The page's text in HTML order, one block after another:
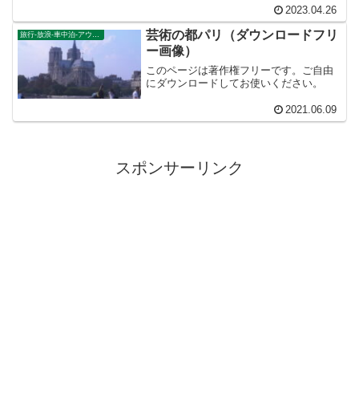
ANA」これが結論です。「提携社特典航
空券」を使ってもしょせんはJALがANA
に勝てる見込みはありません。
2023.04.26
芸術の都パリ（ダウンロードフリ
ー画像）
このページは著作権フリーです。ご自由
にダウンロードしてお使いください。
2021.06.09
スポンサーリンク